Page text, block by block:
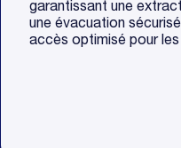
garantissant une
une évacuation
accès optimisé pour